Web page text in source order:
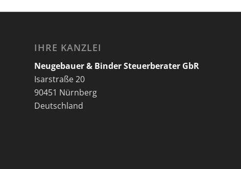
IHRE KANZLEI
Neugebauer & Binder Steuerberater GbR
Isarstraße 20
90451 Nürnberg
Deutschland